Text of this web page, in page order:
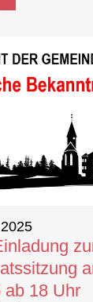
ab 18 Uhr